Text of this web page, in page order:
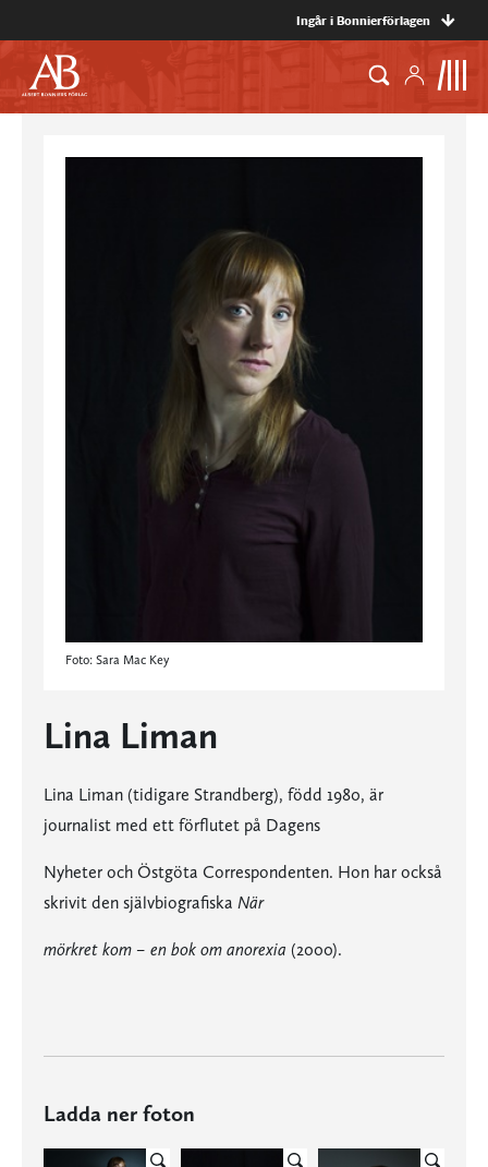
Ingår i Bonnierförlagen
Foto: Sara Mac Key
Lina Liman
Lina Liman (tidigare Strandberg), född 1980, är
journalist med ett förflutet på Dagens
Nyheter och Östgöta Correspondenten. Hon har också
skrivit den självbiografiska När
mörkret kom – en bok om anorexia (2000).
Ladda ner foton